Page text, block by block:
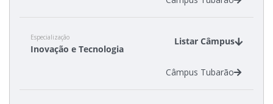
Especialização
Inovação e Tecnologia
Listar Câmpus
Câmpus Tubarão